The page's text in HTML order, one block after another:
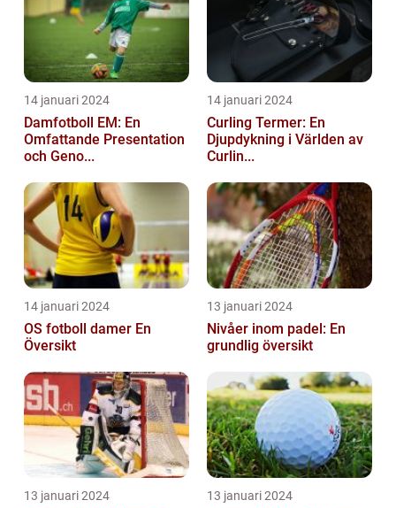
14 januari 2024
Damfotboll EM: En
Omfattande Presentation
och Geno...
14 januari 2024
Curling Termer: En
Djupdykning i Världen av
Curlin...
14 januari 2024
OS fotboll damer En
Översikt
13 januari 2024
Nivåer inom padel: En
grundlig översikt
13 januari 2024 13 januari 2024